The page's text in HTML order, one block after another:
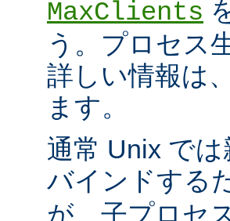
MaxClients
う。プロセス
詳しい情報は
ます。
通常 Unix で
バインドする
が、子プロセ